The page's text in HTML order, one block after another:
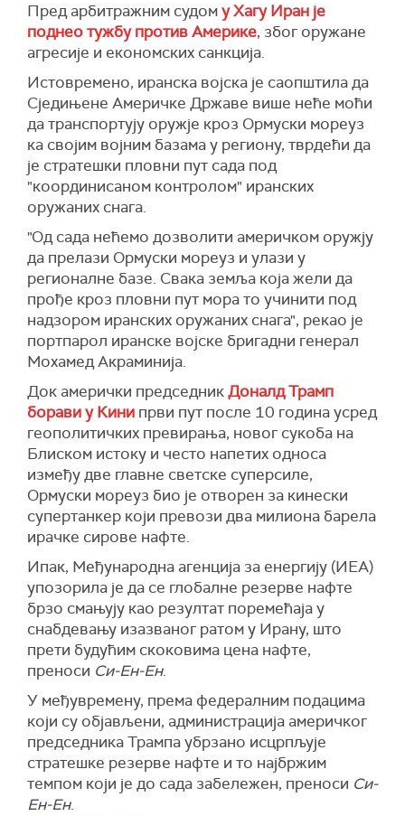
Према саопштењу из канцеларије израелског
премијера, током те посете Нетанјаху се
састао са председником УАЕ Мухамедом бих
Заједом ел Нахјаном, што је негирано из
Емирата.
"Непријатељство према великом народу
Ирана је непромишљена коцка. Сарадња са
Израелом у томе – је неопростива", поручио је
Аракчи.
"Они који сарађују са Израелом како би
посејали поделе сносиће последице“, додао
је.
Извор упознат са састанком рекао је за
Ројтерсда су се Нетанјаху и бин Зајед састали
26. марта у граду Ал Аин, у емирату Дубаи,
близу границе са Оманом, и да је разговор
трајао неколико сати.
Ове информације појавиле су се у тренутку
све чешћих извештаја о координацији Израела
и УАЕ током агресије.
Лист Волстрит џорнал објавио је у понедељак
да су Емирати спровели серију "тајних" напада
на Иран током америчко-израелске акције.
Према наводима, нападачи су у великој мери
користили америчке војне базе, људство и
опрему распоређене у државама дуж
Персијског залива, укључујући УАЕ, Катар,
Бахреин, Кувајт и Саудијску Арабију, као и
Јордан, за извођење удара на Иран.
Као одговор, Иран је покренуо најмање 100
таласа одмаздних удара, гађајући стратешке
америчке и израелске циљеве у тим земљама.
Исламска Република више пута је упозорила
државе које помажу нападачима да не
настављају да дозвољавају коришћење своје
Пред арбитражним судому Хагу Иран је
поднео тужбу против Америке, због оружане
агресије и економских санкција.
Истовремено, иранска војска је саопштила да
Сједињене Америчке Државе више неће моћи
да транспортују оружје кроз Ормуски мореуз
ка својим војним базама у региону, тврдећи да
је стратешки пловни пут сада под
"координисаном контролом" иранских
оружаних снага.
"Од сада нећемо дозволити америчком оружју
да прелази Ормуски мореуз и улази у
регионалне базе. Свака земља која жели да
прође кроз пловни пут мора то учинити под
надзором иранских оружаних снага", рекао је
портпарол иранске војске бригадни генерал
Мохамед Акраминија.
Док амерички председникДоналд Трамп
борави у Кини први пут после 10 година усред
геополитичких превирања, новог сукоба на
Блиском истоку и често напетих односа
између две главне светске суперсиле,
Ормуски мореуз био је отворен за кинески
супертанкер који превози два милиона барела
ирачке сирове нафте.
Ипак, Међународна агенција за енергију (ИЕА)
упозорила је да се глобалне резерве нафте
брзо смањују као резултат поремећаја у
снабдевању изазваног ратом у Ирану, што
прети будућим скоковима цена нафте,
преноси Си-Ен-Ен.
У међувремену, према федералним подацима
који су објављени, администрација америчког
председника Трампа убрзано исцрпљује
стратешке резерве нафте и то најбржим
темпом који је до сада забележен, преноси Си-
Ен-Ен.